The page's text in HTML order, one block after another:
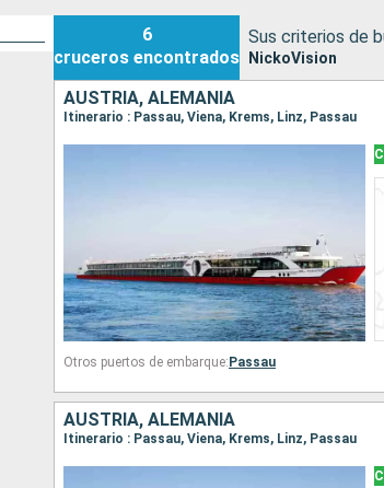
6
cruceros encontrados
Sus criterios de
NickoVision
AUSTRIA, ALEMANIA
Itinerario : Passau, Viena, Krems, Linz, Passau
Otros puertos de embarque: Passau
AUSTRIA, ALEMANIA
Itinerario : Passau, Viena, Krems, Linz, Passau